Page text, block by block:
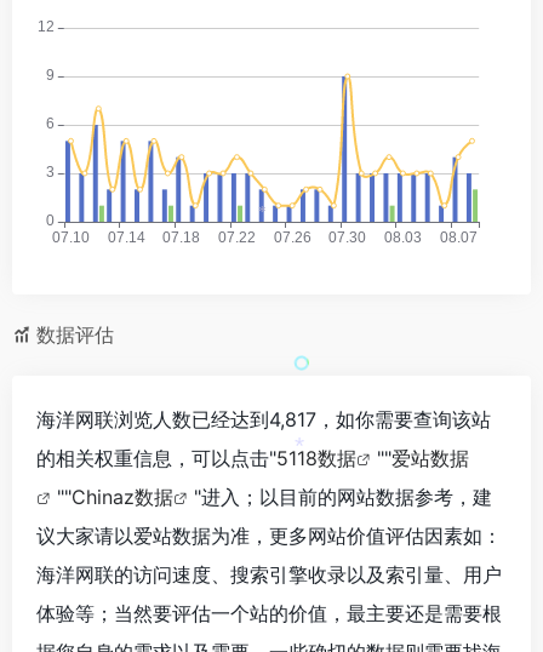
数据评估
海洋网联浏览人数已经达到4,817，如你需要查询该站
的相关权重信息，可以点击"5118数据 ""爱站数据
""Chinaz数据
"进入；以目前的网站数据参考，建
议大家请以爱站数据为准，更多网站价值评估因素如：
海洋网联的访问速度、搜索引擎收录以及索引量、用户
体验等；当然要评估一个站的价值，最主要还是需要根
*
*